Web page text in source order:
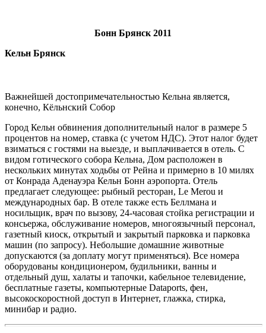
Бонн Брянск 2011
Кельн Брянск
Важнейшей достопримечательностью Кельна является,
конечно, Кёльнский Собор
Город Кельн обвинения дополнительный налог в размере 5
процентов на номер, ставка (с учетом НДС). Этот налог будет
взиматься с гостями на выезде, и выплачивается в отель. С
видом готического собора Кельна, Дом расположен в
нескольких минутах ходьбы от Рейна и примерно в 10 милях
от Конрада Аденауэра Кельн Бонн аэропорта. Отель
предлагает следующее: рыбный ресторан, Le Merou и
международных бар. В отеле также есть Беллмана и
носильщик, врач по вызову, 24-часовая стойка регистрации и
консьержа, обслуживание номеров, многоязычный персонал,
газетный киоск, открытый и закрытый парковка и парковка
машин (по запросу). Небольшие домашние животные
допускаются (за доплату могут применяться). Все номера
оборудованы кондиционером, будильники, ванны и
отдельный душ, халаты и тапочки, кабельное телевидение,
бесплатные газеты, компьютерные Dataports, фен,
высокоскоростной доступ в Интернет, глажка, стирка,
минибар и радио.